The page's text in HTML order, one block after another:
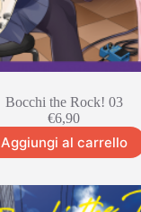
Bocchi the Rock! 03
€6,90
Aggiungi al carrello